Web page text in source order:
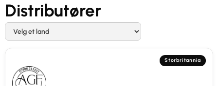
Distributører
Storbritannia